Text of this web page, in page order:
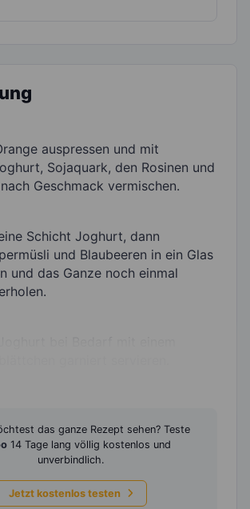
auspressen und mit
Sojaquark, den Rosinen und
Geschmack vermischen.
Schicht Joghurt, dann
und Blaubeeren in ein Glas
und das Ganze noch einmal
das ganze Rezept sehen? Teste
14 Tage lang völlig kostenlos und
unverbindlich.
Jetzt kostenlos testen